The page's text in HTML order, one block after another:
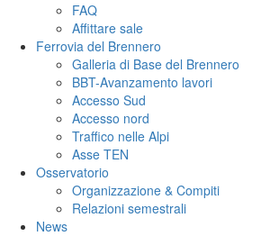
FAQ
Affittare sale
Ferrovia del Brennero
Galleria di Base del Brennero
BBT-Avanzamento lavori
Accesso Sud
Accesso nord
Traffico nelle Alpi
Asse TEN
Osservatorio
Organizzazione & Compiti
Relazioni semestrali
News